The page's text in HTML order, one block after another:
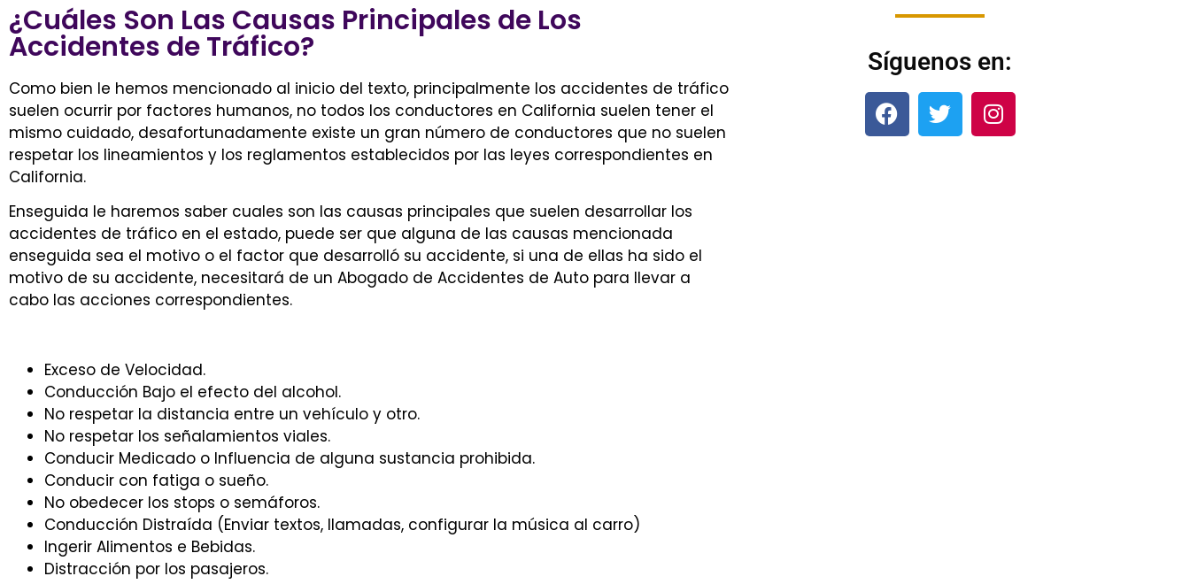
¿Cuáles Son Las Causas Principales de Los
Accidentes de Tráfico?
Como bien le hemos mencionado al inicio del texto, principalmente los accidentes de tráfico
suelen ocurrir por factores humanos, no todos los conductores en California suelen tener el
mismo cuidado, desafortunadamente existe un gran número de conductores que no suelen
respetar los lineamientos y los reglamentos establecidos por las leyes correspondientes en
California.
Enseguida le haremos saber cuales son las causas principales que suelen desarrollar los
accidentes de tráfico en el estado, puede ser que alguna de las causas mencionada
enseguida sea el motivo o el factor que desarrolló su accidente, si una de ellas ha sido el
motivo de su accidente, necesitará de un Abogado de Accidentes de Auto para llevar a
cabo las acciones correspondientes.
Exceso de Velocidad.
Conducción Bajo el efecto del alcohol.
No respetar la distancia entre un vehículo y otro.
No respetar los señalamientos viales.
Conducir Medicado o Influencia de alguna sustancia prohibida.
Conducir con fatiga o sueño.
No obedecer los stops o semáforos.
Conducción Distraída (Enviar textos, llamadas, configurar la música al carro)
Ingerir Alimentos e Bebidas.
Distracción por los pasajeros.
Síguenos en: